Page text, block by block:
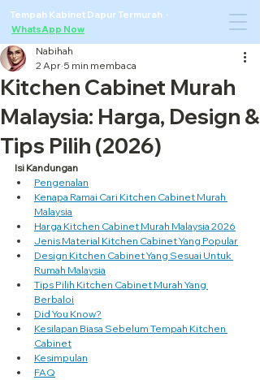
Tempah Kabinet Dapur Termurah ·
WhatsApp Now
Kitchen Cabinet Murah
Malaysia: Harga, Design &
Tips Pilih (2026)
Nabihah
2 Apr 5 min membaca
Isi Kandungan
Pengenalan
Kenapa Ramai Cari Kitchen Cabinet Murah
Malaysia
Harga Kitchen Cabinet Murah Malaysia 2026
Jenis Material Kitchen Cabinet Yang Popular
Design Kitchen Cabinet Yang Sesuai Untuk
Rumah Malaysia
Tips Pilih Kitchen Cabinet Murah Yang
Berbaloi
Did You Know?
Kesilapan Biasa Sebelum Tempah Kitchen
Cabinet
Kesimpulan
FAQ